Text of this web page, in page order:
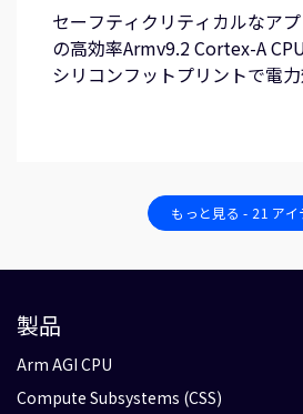
セーフティクリティカルなア
の高効率Armv9.2 Cortex-A
シリコンフットプリントで電
もっと見る - 21 アイ
製品
Arm AGI CPU
Compute Subsystems (CSS)